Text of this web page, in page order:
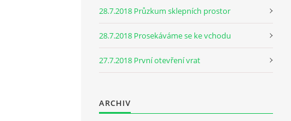
28.7.2018 Průzkum sklepních prostor
28.7.2018 Prosekáváme se ke vchodu
27.7.2018 První otevření vrat
ARCHIV